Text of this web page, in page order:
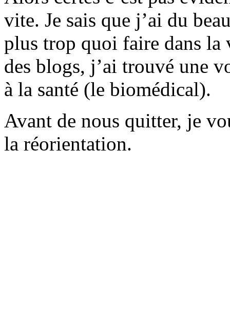
vite. Je sais que j’ai du
plus trop quoi faire dans la
des blogs, j’ai trouvé une
à la santé (le biomédical).
Avant de nous quitter, je
la réorientation.